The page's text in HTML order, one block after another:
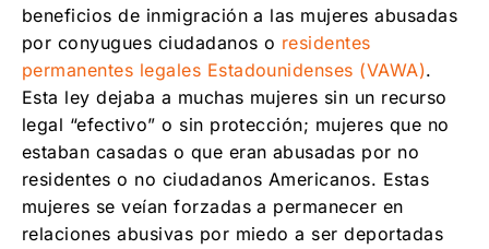
2. ¿Tiene que estar la persona bajo estatus
legal o haber entrado legalmente a los
Estados Unidos para poder aplicar por una
Visa U?
3. ¿Puede la víctima de cualquier crimen
aplicar para una Visa U?
4. ¿Qué tipo de asistencia debe proveer la
víctima al gobierno, para calificar para una
Visa U?
beneficios de inmigración a las mujeres abusadas
por conyugues ciudadanos o residentes
permanentes legales Estadounidenses (VAWA).
Esta ley dejaba a muchas mujeres sin un recurso
legal “efectivo” o sin protección; mujeres que no
estaban casadas o que eran abusadas por no
residentes o no ciudadanos Americanos. Estas
mujeres se veían forzadas a permanecer en
relaciones abusivas por miedo a ser deportadas